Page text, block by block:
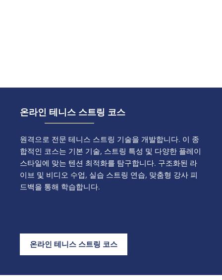
온라인 테니스 스트링 코스
원격으로 전문 테니스 스트링 기술을 개발합니다. 이 종
합적인 코스는 기본 기술, 스트링 특성 및 다양한 플레이
스타일에 맞는 텐션 최적화를 탐구합니다. 구조화된 라
이브 및 비디오 수업, 실습 스트링 연습, 맞춤형 강사 피
드백을 통해 학습합니다.
온라인 테니스 스트링 코스